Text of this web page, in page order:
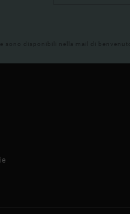
sono disponibili nella mail di benvenuto